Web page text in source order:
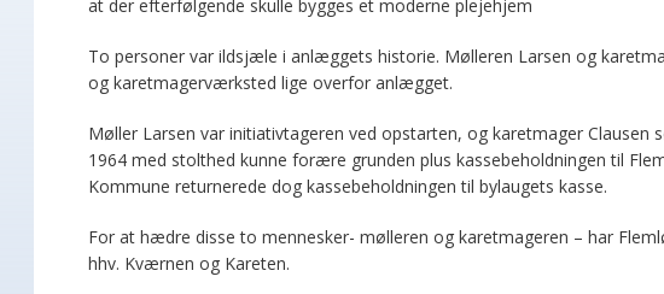
at der efterfølgende skulle bygges et moderne plejehjem
To personer var ildsjæle i anlæggets historie. Mølleren Larsen og
og karetmagerværksted lige overfor anlægget.
Møller Larsen var initiativtageren ved opstarten, og karetmager
1964 med stolthed kunne forære grunden plus kassebeholdningen til
Kommune returnerede dog kassebeholdningen til bylaugets kasse.
For at hædre disse to mennesker- mølleren og karetmageren – har
hhv. Kværnen og Kareten.